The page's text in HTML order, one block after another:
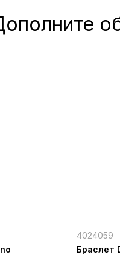
4024059
Браслет